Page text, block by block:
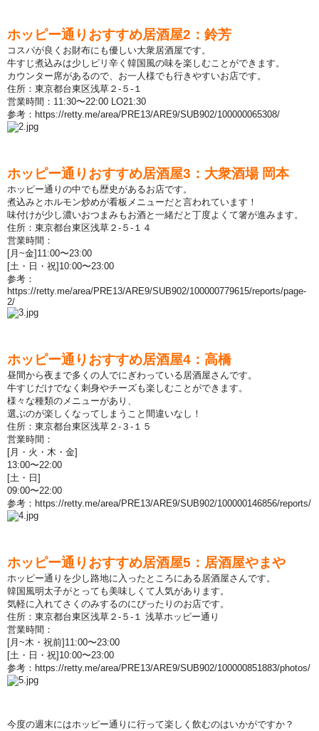
ホッピー通りおすすめ居酒屋2 ：鈴芳
コスパが良くお財布にも優しい大衆居酒屋です。
牛すじ煮込みは少しピリ辛く韓国 風の味を楽 しむことができます。
カウンタ ー席があるので、お一人様でも行きやすいお店です。
住所：東京都台東区浅草２-５-１
営業時間：11:30〜22:00 LO21:30
参考： https://retty.me/area/PRE13/ARE9/SUB902/100000065308/
ホッピー通りおすすめ居酒屋3 ：大衆酒場 岡本
ホッピー通りの中でも歴史があるお店です。
煮込みとホルモン炒めが看板メニュ ーだと言われています！
味付けが少し濃いおつまみもお酒と一緒だと丁度よくて箸が進みます。
住所：東京都台東区浅草２-５-１４
営業時間：
[月 ~金]11:00〜23:00
[土 ・ 日 ・ 祝]10:00〜23:00
参考：
https://retty.me/area/PRE13/ARE9/SUB902/100000779615/reports/page-
2/
ホッピー通りおすすめ居酒屋4 ：高橋
昼間から夜まで多くの人でにぎわっている居酒屋さんです。
牛すじだけでなく刺身やチーズも楽 しむことができます。
様 々 な種類のメニュ ーがあり、
選ぶのが楽 しくなってしまうこと間違いなし！
住所：東京都台東区浅草２-３-１５
営業時間：
[月 ・ 火 ・ 木 ・ 金]
13:00〜22:00
[土 ・ 日]
09:00〜22:00
参考： https://retty.me/area/PRE13/ARE9/SUB902/100000146856/reports/
ホッピー通りおすすめ居酒屋5 ：居酒屋やまや
ホッピー通りを少し路地に入ったところにある居酒屋さんです。
韓国 風明太子がとっても美味しくて人気があります。
気軽に入れてさくのみするのにぴったりのお店です。
住所：東京都台東区浅草２ - ５ - １ 浅草ホッピー通り
営業時間：
[月 ~木 ・ 祝前]11:00〜23:00
[土 ・ 日 ・ 祝]10:00〜23:00
参考： https://retty.me/area/PRE13/ARE9/SUB902/100000851883/photos/
今度の週末にはホッピー通りに行って楽 しく 飲むのはいかがですか？